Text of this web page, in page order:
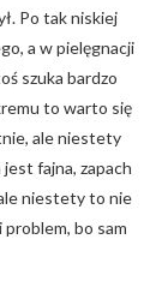
Po tak niskiej
a w pielęgnacji
szuka bardzo
to warto się
ale niestety
fajna, zapach
niestety to nie
bo sam